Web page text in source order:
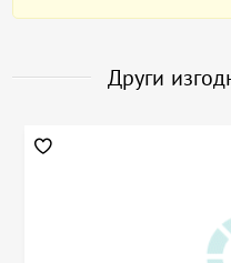
Други